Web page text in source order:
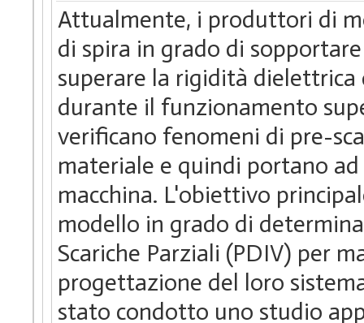
Attualmente, i produttori di
di spira in grado di
superare la rigidità
durante il funzionamento
verificano fenomeni di pre-
materiale e quindi portano
macchina. L'obiettivo
modello in grado di
Scariche Parziali (PDIV) per
progettazione del loro
stato condotto uno studio